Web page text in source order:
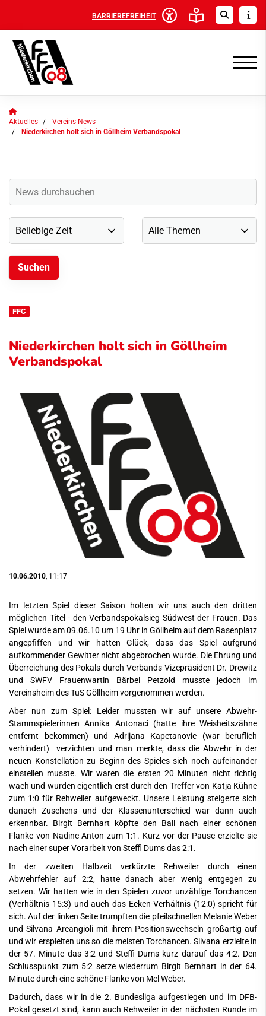
BARRIEREFREIHEIT
Aktuelles
Vereins-News
Niederkirchen holt sich in Göllheim Verbandspokal
FFC
Niederkirchen holt sich in Göllheim
Verbandspokal
10.06.2010 , 11:17
Im letzten Spiel dieser Saison holten wir uns auch den dritten
möglichen Titel - den Verbandspokalsieg Südwest der Frauen. Das
Spiel wurde am 09.06.10 um 19 Uhr in Göllheim auf dem Rasenplatz
angepfiffen und wir hatten Glück, dass das Spiel aufgrund
aufkommender Gewitter nicht abgebrochen wurde. Die Ehrung und
Überreichung des Pokals durch Verbands-Vizepräsident Dr. Drewitz
und SWFV Frauenwartin Bärbel Petzold musste jedoch im
Vereinsheim des TuS Göllheim vorgenommen werden.
Aber nun zum Spiel: Leider mussten wir auf unsere Abwehr-
Stammspielerinnen Annika Antonaci (hatte ihre Weisheitszähne
entfernt bekommen) und Adrijana Kapetanovic (war beruflich
verhindert) verzichten und man merkte, dass die Abwehr in der
neuen Konstellation zu Beginn des Spieles sich noch aufeinander
einstellen musste. Wir waren die ersten 20 Minuten nicht richtig
wach und wurden eigentlich erst durch den Treffer von Katja Kühne
zum 1:0 für Rehweiler aufgeweckt. Unsere Leistung steigerte sich
danach Zusehens und der Klassenunterschied war dann auch
erkennbar. Birgit Bernhart köpfte den Ball nach einer schönen
Flanke von Nadine Anton zum 1:1. Kurz vor der Pause erzielte sie
nach einer super Vorarbeit von Steffi Dums das 2:1.
In der zweiten Halbzeit verkürzte Rehweiler durch einen
Abwehrfehler auf 2:2, hatte danach aber wenig entgegen zu
setzen. Wir hatten wie in den Spielen zuvor unzählige Torchancen
(Verhältnis 15:3) und auch das Ecken-Verhältnis (12:0) spricht für
sich. Auf der linken Seite trumpften die pfeilschnellen Melanie Weber
und Silvana Arcangioli mit ihrem Positionswechseln großartig auf
und wir erspielten uns so die meisten Torchancen. Silvana erzielte in
der 57. Minute das 3:2 und Steffi Dums kurz darauf das 4:2. Den
Schlusspunkt zum 5:2 setze wiederrum Birgit Bernhart in der 64.
Minute durch eine schöne Flanke von Mel Weber.
Dadurch, dass wir in die 2. Bundesliga aufgestiegen und im DFB-
Pokal gesetzt sind, kann auch Rehweiler in der nächsten Runde im